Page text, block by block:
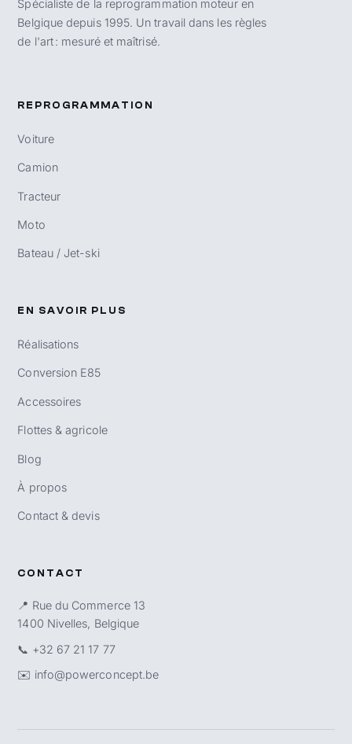
Spécialiste de la reprogrammation moteur en
Belgique depuis 1995. Un travail dans les règles
de l'art : mesuré et maîtrisé.
REPROGRAMMATION
Voiture
Camion
Tracteur
Moto
Bateau / Jet-ski
EN SAVOIR PLUS
Réalisations
Conversion E85
Accessoires
Flottes & agricole
Blog
À propos
Contact & devis
CONTACT
📍 Rue du Commerce 13
1400 Nivelles, Belgique
📞 +32 67 21 17 77
✉️ info@powerconcept.be